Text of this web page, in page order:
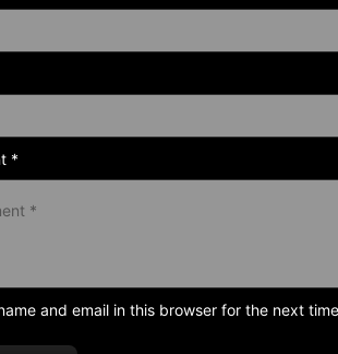
*
and email in this browser for the next